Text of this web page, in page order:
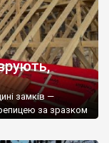
замків —
за зразком